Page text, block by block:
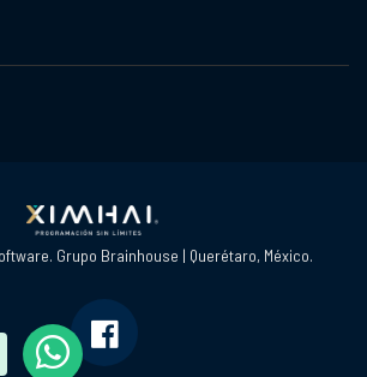
Grupo Brainhouse | Querétaro, México.